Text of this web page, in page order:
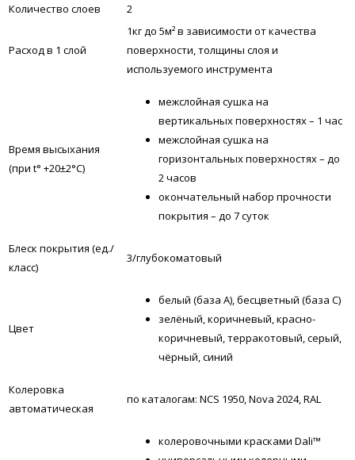
Количество слоев
2
Расход в 1 слой
1кг до 5м² в зависимости от качества
поверхности, толщины слоя и
используемого инструмента
Время высыхания
(при t° +20±2°C)
межслойная сушка на
вертикальных поверхностях – 1 час
межслойная сушка на
горизонтальных поверхностях – до
2 часов
окончательный набор прочности
покрытия – до 7 суток
Блеск покрытия (ед./
класс)
3/глубокоматовый
Цвет
белый (база А), бесцветный (база С)
зелёный, коричневый, красно-
коричневый, терракотовый, серый,
чёрный, синий
Колеровка
автоматическая
по каталогам: NCS 1950, Nova 2024, RAL
колеровочными красками Dali™